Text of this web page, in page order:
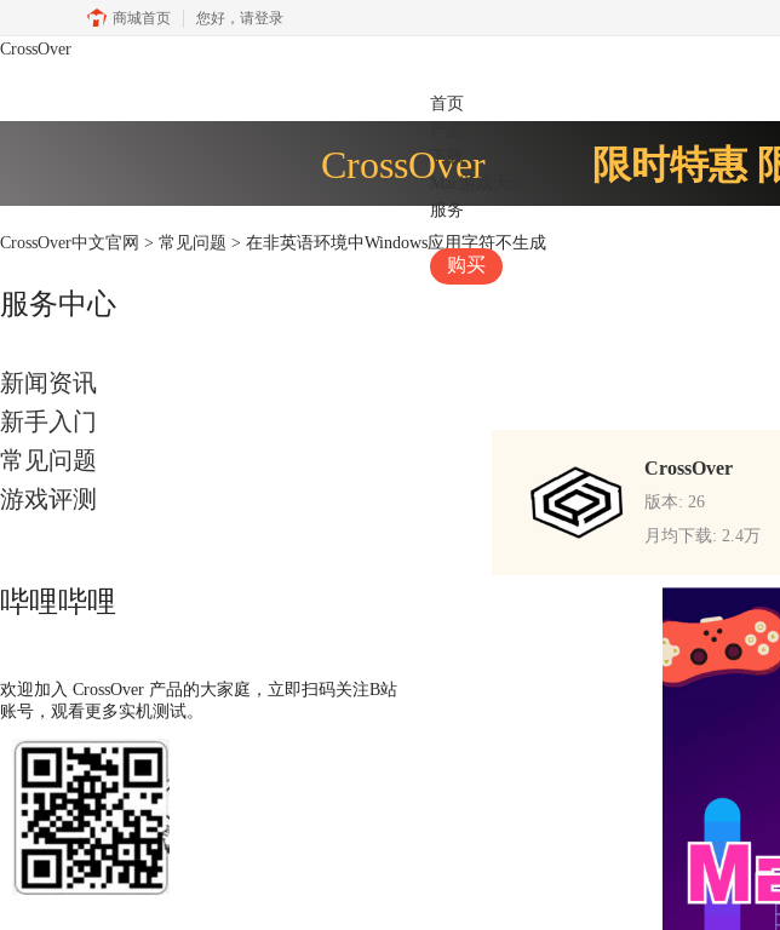
商城首页 您好， 请登录
CrossOver
首页
下载
Mac游戏大全
服务
购买
CrossOver 限时特惠
CrossOver中文官网 > 常见问题 > 在非英语环境中Windows应用字符不生成
服务中心
新闻资讯
新手入门
常见问题
游戏评测
哔哩哔哩
欢迎加入 CrossOver 产品的大家庭，立即扫码关注B站
账号，观看更多实机测试。
CrossOver
版本: 26
月均下载: 2.4万